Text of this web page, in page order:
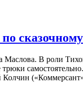
Маслова. В роли